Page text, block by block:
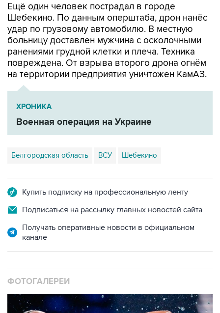
Ещё один человек пострадал в городе
Шебекино. По данным оперштаба, дрон нанёс
удар по грузовому автомобилю. В местную
больницу доставлен мужчина с осколочными
ранениями грудной клетки и плеча. Техника
повреждена. От взрыва второго дрона огнём
на территории предприятия уничтожен КамАЗ.
ХРОНИКА
Военная операция на Украине
Белгородская область ВСУ Шебекино
Купить подписку на профессиональную ленту
Подписаться на рассылку главных новостей сайта
Получать оперативные новости в официальном
канале
ФОТОГАЛЕРЕИ